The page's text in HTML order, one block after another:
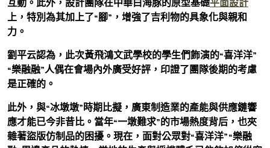
互動。此外，設計團隊在中華白海豚的原型基礎平面設計
上，特別為其加上了“腳”，增強了吉利物的具象化與親和
力。
劉平云認為，此次黃飛鴻文武學校的學生們飾演的“喜洋洋”
“樂融融”人偶在會場內外廣受好評，印證了團隊後期的考慮
是正確的。
此外，與“冰墩墩”時期比擬，廣東制造業的產能與供應鏈響
應才能已今非昔比。當年“一墩難求”的市場熱度背后，也夾
雜著盜版仿制品的困擾。現在，面對公眾對“喜洋洋”“樂融